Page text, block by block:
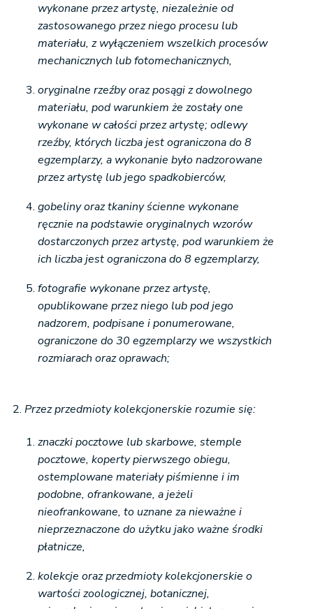
wykonane przez artystę, niezależnie od
zastosowanego przez niego procesu lub
materiału, z wyłączeniem wszelkich procesów
mechanicznych lub fotomechanicznych,
oryginalne rzeźby oraz posągi z dowolnego
materiału, pod warunkiem że zostały one
wykonane w całości przez artystę; odlewy
rzeźby, których liczba jest ograniczona do 8
egzemplarzy, a wykonanie było nadzorowane
przez artystę lub jego spadkobierców,
gobeliny oraz tkaniny ścienne wykonane
ręcznie na podstawie oryginalnych wzorów
dostarczonych przez artystę, pod warunkiem że
ich liczba jest ograniczona do 8 egzemplarzy,
fotografie wykonane przez artystę,
opublikowane przez niego lub pod jego
nadzorem, podpisane i ponumerowane,
ograniczone do 30 egzemplarzy we wszystkich
rozmiarach oraz oprawach;
Przez przedmioty kolekcjonerskie rozumie się:
znaczki pocztowe lub skarbowe, stemple
pocztowe, koperty pierwszego obiegu,
ostemplowane materiały piśmienne i im
podobne, ofrankowane, a jeżeli
nieofrankowane, to uznane za nieważne i
nieprzeznaczone do użytku jako ważne środki
płatnicze,
kolekcje oraz przedmioty kolekcjonerskie o
wartości zoologicznej, botanicznej,